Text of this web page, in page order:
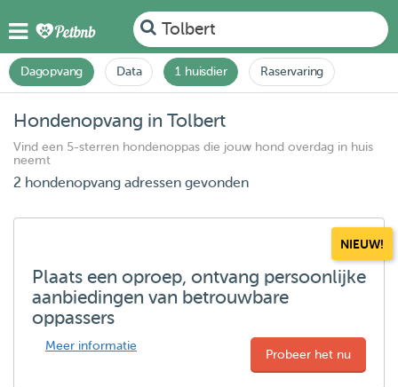
Tolbert
Dagopvang Data 1 huisdier Raservaring
Hondenopvang in Tolbert
Vind een 5-sterren hondenoppas die jouw hond overdag in huis
neemt
2 hondenopvang adressen gevonden
NIEUW!
Plaats een oproep, ontvang persoonlijke
aanbiedingen van betrouwbare
oppassers
Meer informatie
Probeer het nu